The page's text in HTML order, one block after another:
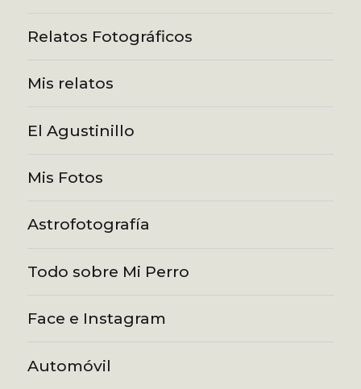
Relatos Fotográficos
Mis relatos
El Agustinillo
Mis Fotos
Astrofotografía
Todo sobre Mi Perro
Face e Instagram
Automóvil